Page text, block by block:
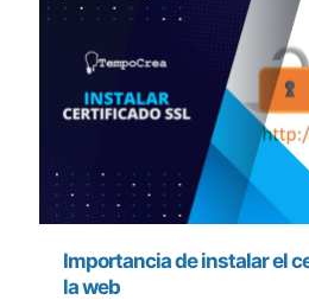
Importancia de instalar el
la web